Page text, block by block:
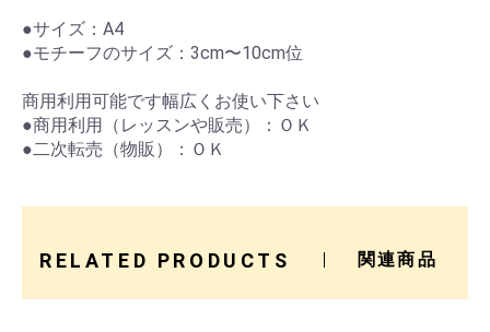
●サイズ：A4
●モチーフのサイズ：3cm〜10cm位
商用利用可能です幅広くお使い下さい
●商用利用（レッスンや販売）：ＯＫ
●二次転売（物販）：ＯＫ
RELATED PRODUCTS 関連商品